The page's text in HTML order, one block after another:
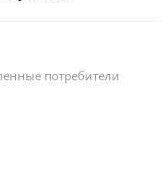
потребители